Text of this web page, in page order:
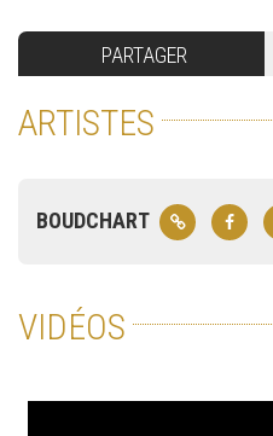
PARTAGER
ARTISTES
BOUDCHART
VIDÉOS